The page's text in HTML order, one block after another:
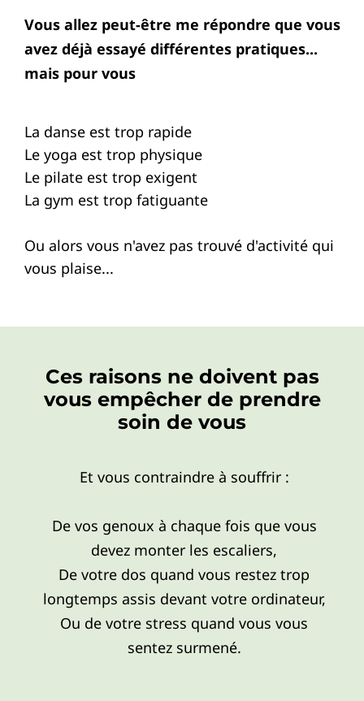
Vous allez peut-être me répondre que vous
avez déjà essayé différentes pratiques...
mais pour vous
La danse est trop rapide
Le yoga est trop physique
Le pilate est trop exigent
La gym est trop fatiguante
Ou alors vous n'avez pas trouvé d'activité qui
vous plaise...
Ces raisons ne doivent pas
vous empêcher de prendre
soin de vous
Et vous contraindre à souffrir :
De vos genoux à chaque fois que vous
devez monter les escaliers,
De votre dos quand vous restez trop
longtemps assis devant votre ordinateur,
Ou de votre stress quand vous vous
sentez surmené.